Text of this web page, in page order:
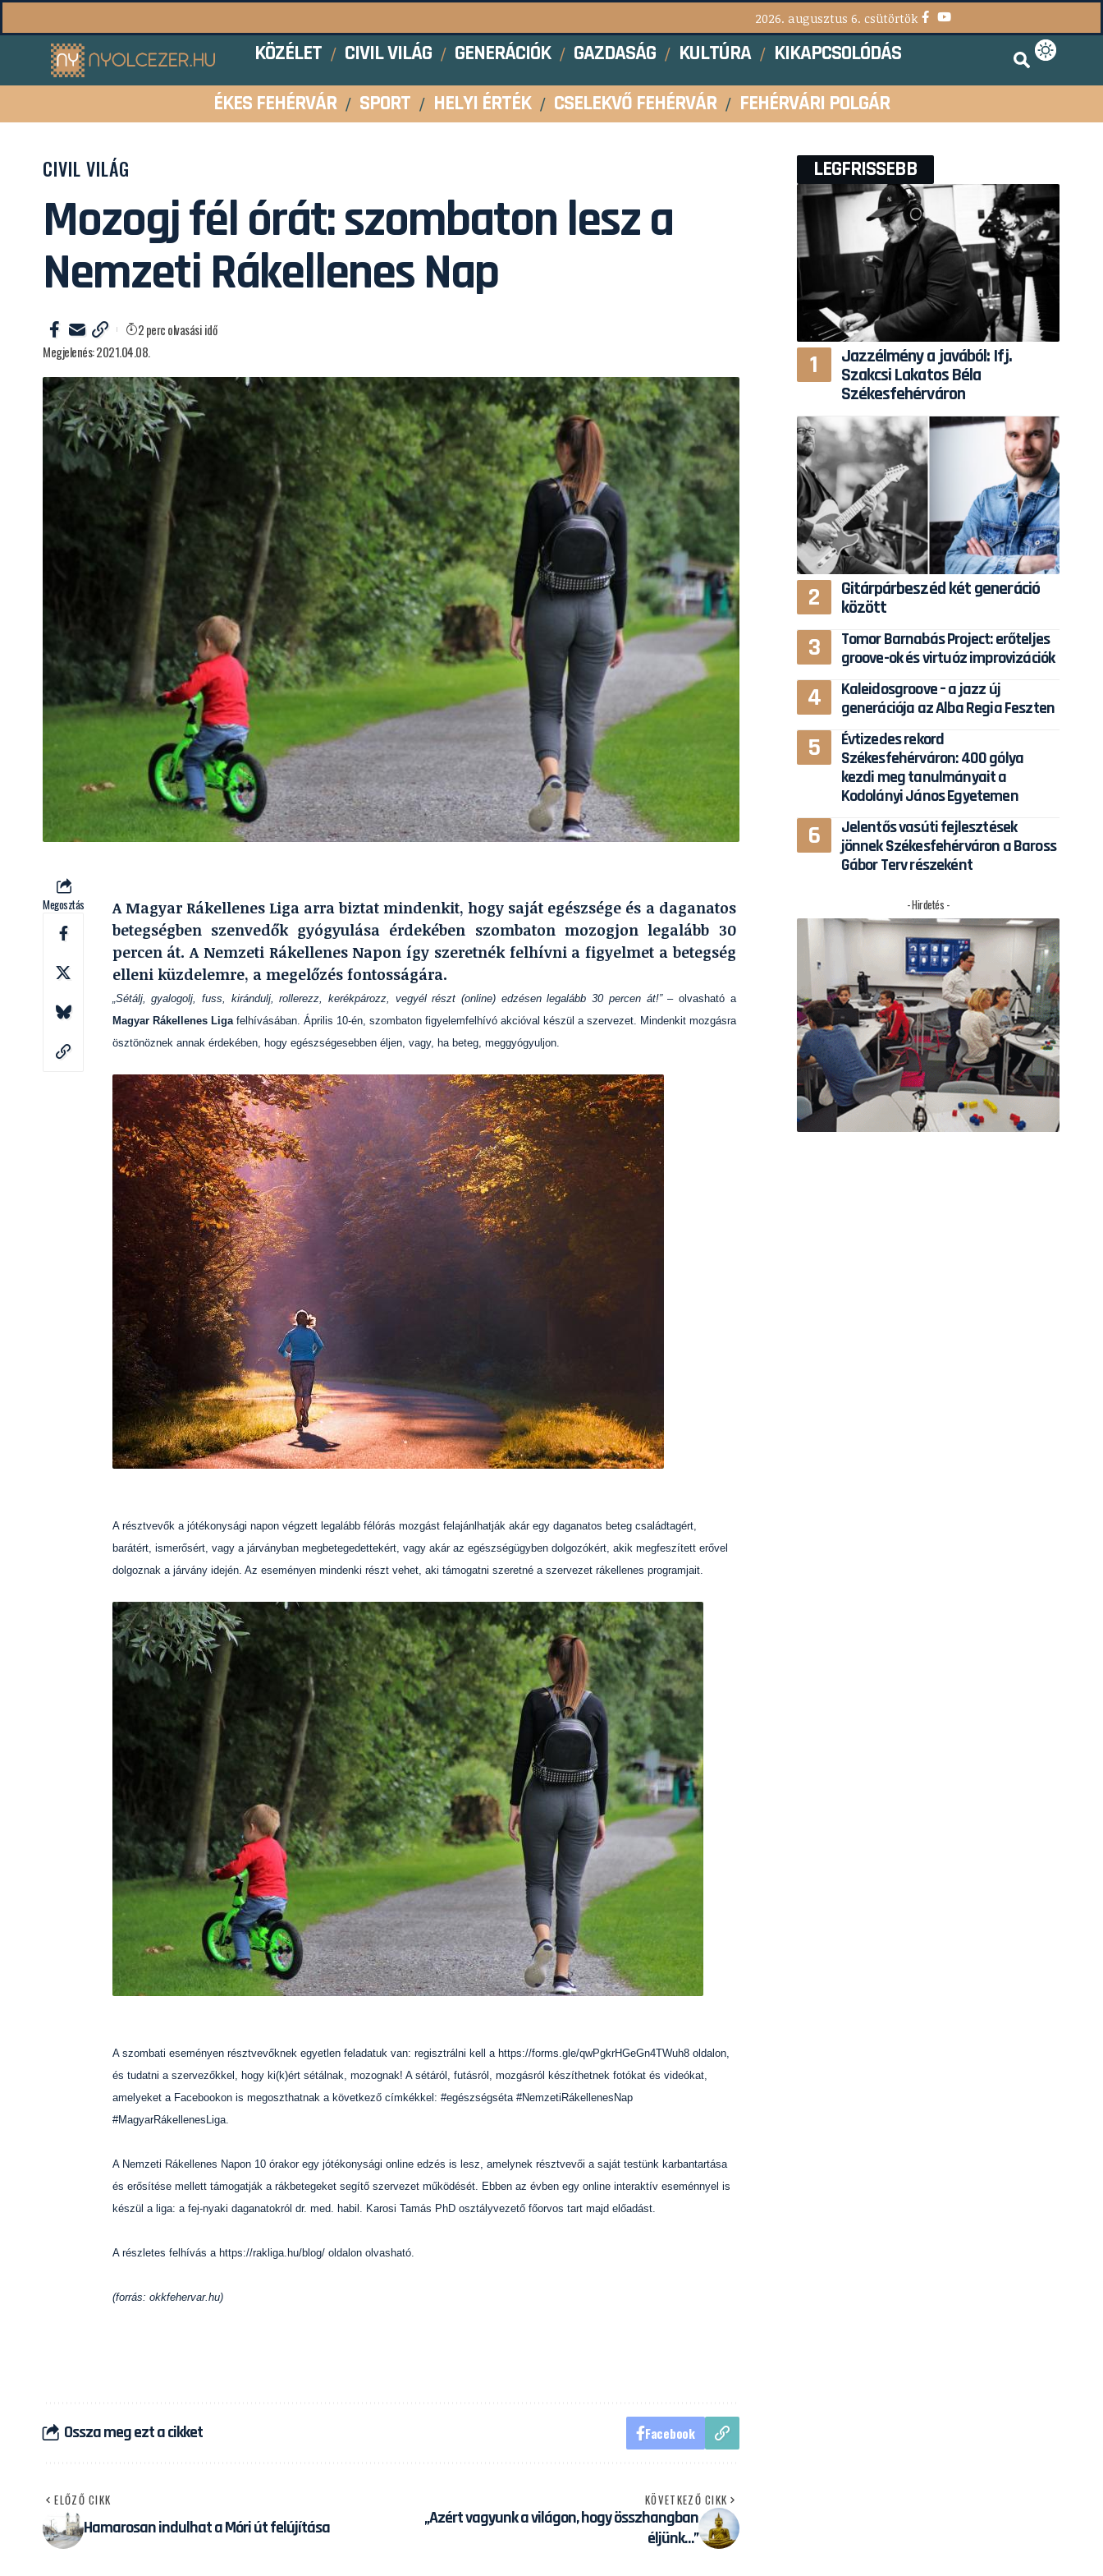
2026. augusztus 6. csütörtök
KÖZÉLET CIVIL VILÁG GENERÁCIÓK GAZDASÁG KULTÚRA
KIKAPCSOLÓDÁS
ÉKES FEHÉRVÁR
SPORT HELYI ÉRTÉK CSELEKVŐ FEHÉRVÁR FEHÉRVÁRI POLGÁR
CIVIL VILÁG
Mozogj fél órát: szombaton lesz a
Nemzeti Rákellenes Nap
Megjelenés: 2021.04.08.
2 perc olvasási idő
Megosztás
A Magyar Rákellenes Liga arra biztat mindenkit, hogy saját egészsége és a daganatos
betegségben szenvedők gyógyulása érdekében szombaton mozogjon legalább 30
percen át. A Nemzeti Rákellenes Napon így szeretnék felhívni a figyelmet a betegség
elleni küzdelemre, a megelőzés fontosságára.
„Sétálj, gyalogolj, fuss, kirándulj, rollerezz, kerékpározz, vegyél részt (online) edzésen legalább 30 percen át!”– olvasható a
Magyar Rákellenes Ligafelhívásában. Április 10-én, szombaton figyelemfelhívó akcióval készül a szervezet. Mindenkit mozgásra
ösztönöznek annak érdekében, hogy egészségesebben éljen, vagy, ha beteg, meggyógyuljon.
A résztvevők a jótékonysági napon végzett legalább félórás mozgást felajánlhatják akár egy daganatos beteg családtagért,
barátért, ismerősért, vagy a járványban megbetegedettekért, vagy akár az egészségügyben dolgozókért, akik megfeszített erővel
dolgoznak a járvány idején. Az eseményen mindenki részt vehet, aki támogatni szeretné a szervezet rákellenes programjait.
A szombati eseményen résztvevőknek egyetlen feladatuk van: regisztrálni kell a https://forms.gle/qwPgkrHGeGn4TWuh8 oldalon,
és tudatni a szervezőkkel, hogy ki(k)ért sétálnak, mozognak! A sétáról, futásról, mozgásról készíthetnek fotókat és videókat,
amelyeket a Facebookon is megoszthatnak a következő címkékkel: #egészségséta #NemzetiRákellenesNap
#MagyarRákellenesLiga.
A Nemzeti Rákellenes Napon 10 órakor egy jótékonysági online edzés is lesz, amelynek résztvevői a saját testünk karbantartása
és erősítése mellett támogatják a rákbetegeket segítő szervezet működését. Ebben az évben egy online interaktív eseménnyel is
készül a liga: a fej-nyaki daganatokról dr. med. habil. Karosi Tamás PhD osztályvezető főorvos tart majd előadást.
A részletes felhívás a https://rakliga.hu/blog/ oldalon olvasható.
(forrás: okkfehervar.hu)
Ossza meg ezt a cikket Facebook
ELŐZŐ CIKK
Hamarosan indulhat a Móri út felújítása
KÖVETKEZŐ CIKK
„Azért vagyunk a világon, hogy összhangban
éljünk…”
LEGFRISSEBB
Jazzélmény a javából: Ifj.
Szakcsi Lakatos Béla
Székesfehérváron
Gitárpárbeszéd két generáció
között
Tomor Barnabás Project: erőteljes
groove-ok és virtuóz improvizációk
Kaleidosgroove – a jazz új
generációja az Alba Regia Feszten
Évtizedes rekord
Székesfehérváron: 400 gólya
kezdi meg tanulmányait a
Kodolányi János Egyetemen
Jelentős vasúti fejlesztések
jönnek Székesfehérváron a Baross
Gábor Terv részeként
- Hirdetés -